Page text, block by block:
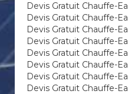
Devis Gratuit Chauffe-
Devis Gratuit Chauffe-
Devis Gratuit Chauffe-
Devis Gratuit Chauffe-
Devis Gratuit Chauffe-
Devis Gratuit Chauffe-
Devis Gratuit Chauffe-
Devis Gratuit Chauffe-